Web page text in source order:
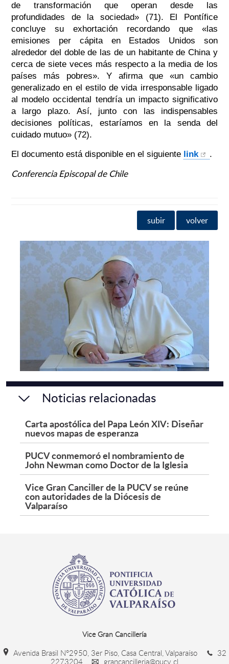
de transformación que operan desde las
profundidades de la sociedad» (71). El Pontífice
concluye su exhortación recordando que «las
emisiones per cápita en Estados Unidos son
alrededor del doble de las de un habitante de China y
cerca de siete veces más respecto a la media de los
países más pobres». Y afirma que «un cambio
generalizado en el estilo de vida irresponsable ligado
al modelo occidental tendría un impacto significativo
a largo plazo. Así, junto con las indispensables
decisiones políticas, estaríamos en la senda del
cuidado mutuo» (72).
El documento está disponible en el siguiente link .
Conferencia Episcopal de Chile
subir volver
Noticias relacionadas
Carta apostólica del Papa León XIV: Diseñar
nuevos mapas de esperanza
PUCV conmemoró el nombramiento de
John Newman como Doctor de la Iglesia
Vice Gran Canciller de la PUCV se reúne
con autoridades de la Diócesis de
Valparaíso
Vice Gran Cancillería
Avenida Brasil N°2950, 3er Piso, Casa Central, Valparaíso
32
2273204
grancancilleria@pucv.cl